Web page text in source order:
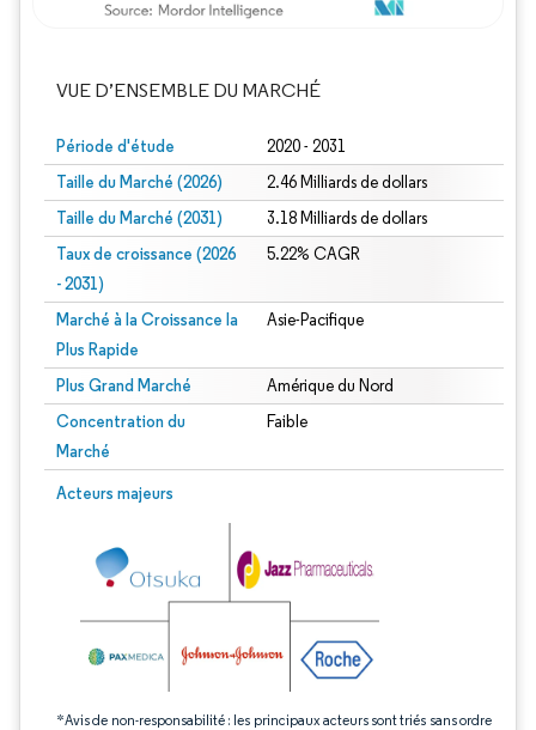
VUE D’ENSEMBLE DU MARCHÉ
Période d'étude 2020 - 2031
Taille du Marché (2026) 2.46 Milliards de dollars
Taille du Marché (2031) 3.18 Milliards de dollars
Taux de croissance (2026
- 2031)
5.22% CAGR
Marché à la Croissance la
Plus Rapide
Asie-Pacifique
Plus Grand Marché Amérique du Nord
Concentration du
Marché
Faible
Acteurs majeurs
*Avis de non-responsabilité : les principaux acteurs sont triés sans ordre
Image © Mordor Intelligence. La réutilisation nécessite une attribution sous CC